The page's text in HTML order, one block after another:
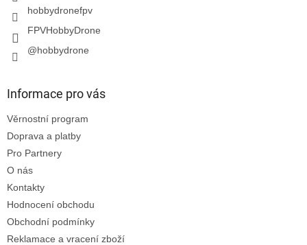
hobbydronefpv
FPVHobbyDrone
@hobbydrone
Informace pro vás
Věrnostní program
Doprava a platby
Pro Partnery
O nás
Kontakty
Hodnocení obchodu
Obchodní podmínky
Reklamace a vracení zboží